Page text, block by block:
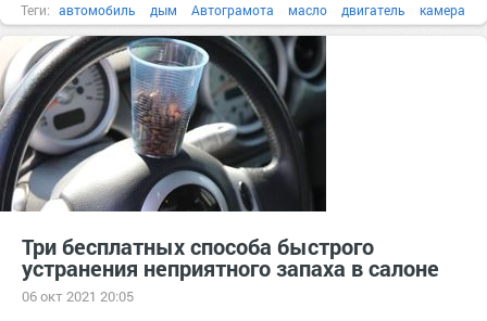
Теги: автомобиль дым Автограмота масло двигатель камера
Три бесплатных способа быстрого
устранения неприятного запаха в салоне
06 окт 2021 20:05